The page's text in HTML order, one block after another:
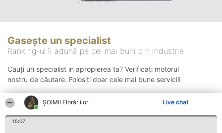
ȘOIMII Florăriilor Live chat
15:07
Gasește un specialist
Ranking-ul îi adună pe cei mai buni din industrie
Cauți un specialist in apropierea ta? Verificați motorul
nostru de căutare. Folosiți doar cele mai bune servicii!